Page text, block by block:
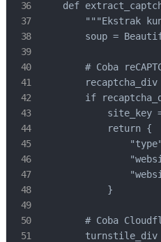
def
"""Ekstrak
soup =
# Coba
if
site_key
            return {
            }
# Coba